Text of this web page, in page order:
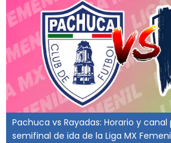
Pachuca vs Rayadas: Horario y canal
semifinal de ida de la Liga MX